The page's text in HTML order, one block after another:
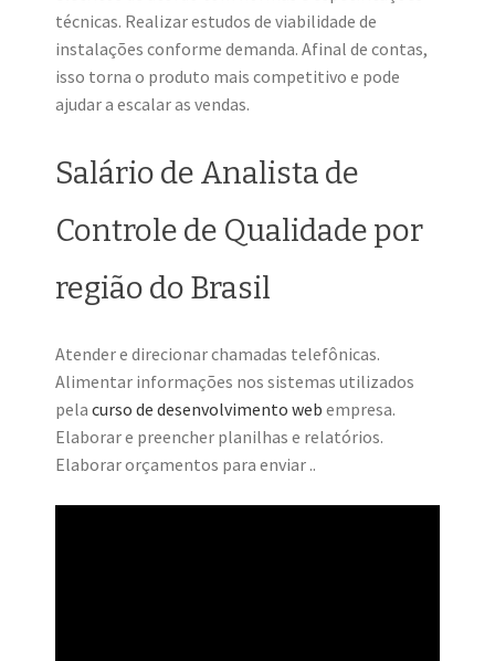
técnicas. Realizar estudos de viabilidade de
instalações conforme demanda. Afinal de contas,
isso torna o produto mais competitivo e pode
ajudar a escalar as vendas.
Salário de Analista de
Controle de Qualidade por
região do Brasil
Atender e direcionar chamadas telefônicas.
Alimentar informações nos sistemas utilizados
pela curso de desenvolvimento web empresa.
Elaborar e preencher planilhas e relatórios.
Elaborar orçamentos para enviar ..